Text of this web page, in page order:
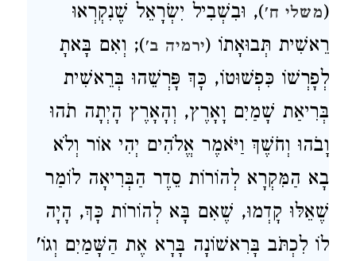
(משלי ח'), וּבִשְׁבִיל יִשְׂרָאֵל שֶׁנִקְרְאוּ
רֵאשִׁית תְּבוּאָתוֹ (ירמיה ב'); וְאִם בָּאתָ
לְפָרְשׁוֹ כִּפְשׁוּטוֹ, כָּךְ פָּרְשֵׁהוּ בְּרֵאשִׁית
בְּרִיאַת שָׁמַיִם וָאָרֶץ, וְהָאָרֶץ הָיְתָה תֹהוּ
וָבֹהוּ וְחֹשֶׁךְ וַיֹּאמֶר אֱלֹהִים יְהִי אוֹר וְלֹא
בָא הַמִּקְרָא לְהוֹרוֹת סֵדֶר הַבְּרִיאָה לוֹמַר
שֶׁאֵלּוּ קָדְמוּ, שֶׁאִם בָּא לְהוֹרוֹת כָּךְ, הָיָה
לוֹ לִכְתֹּב בָּרִאשׁוֹנָה בָּרָא אֶת הַשָּׁמַיִם וְגוֹ'